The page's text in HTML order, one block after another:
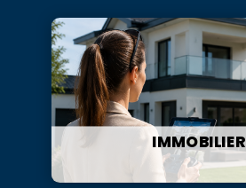
IMMOBILIER